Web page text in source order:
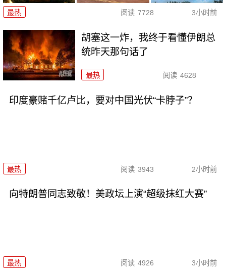
最热 阅读 7728 3小时前
胡塞这一炸，我终于看懂伊朗总
统昨天那句话了
最热 阅读 4628
印度豪赌千亿卢比，要对中国光伏“卡脖子”？
最热 阅读 3943 2小时前
向特朗普同志致敬！美政坛上演“超级抹红大赛”
最热 阅读 4926 3小时前